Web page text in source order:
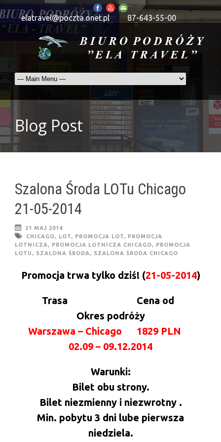
elatravel@poczta.onet.pl 87-643-55-00
Blog Post
Szalona Środa LOTu Chicago
21-05-2014
21 MAJ 2014
CHICAGO, LOT, PROMOCJA LOT, PROMOCJA
LOTNICZA, PROMOCJA LOTNICZA CHICAGO, PROMOCJA
LOTU , SZALONA ŚRODA, SZALONA ŚRODA CHICAGO
Promocja trwa tylko dziś! (21-05-2014)
Trasa Cena od
Okres podróży
Warszawa – Chicago
1829 PLN
02.09 – 09.12.2014
Warunki:
Bilet obu strony.
Bilet niezmienny i niezwrotny .
Min. pobytu 3 dni lube pierwsza
niedziela.